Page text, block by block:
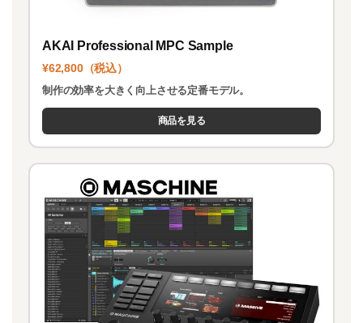
AKAI Professional MPC Sample
¥62,800（税込）
制作の効率を大きく向上させる定番モデル。
商品を見る